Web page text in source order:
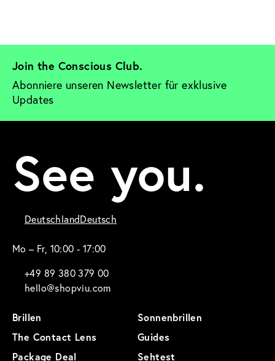
Join the Conscious Club.
Abonniere unseren Newsletter für exklusive
Updates
See you.
DeutschlandDeutsch
Mo – Fr, 10:00 - 17:00
+49 89 380 379 00
hello@shopviu.com
Brillen
Sonnenbrillen
The Contact Lens
Guides
Package Deal
Sehtest